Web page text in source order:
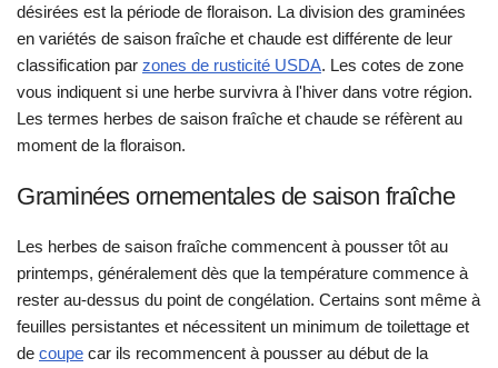
désirées est la période de floraison. La division des graminées
en variétés de saison fraîche et chaude est différente de leur
classification par zones de rusticité USDA. Les cotes de zone
vous indiquent si une herbe survivra à l'hiver dans votre région.
Les termes herbes de saison fraîche et chaude se réfèrent au
moment de la floraison.
Graminées ornementales de saison fraîche
Les herbes de saison fraîche commencent à pousser tôt au
printemps, généralement dès que la température commence à
rester au-dessus du point de congélation. Certains sont même à
feuilles persistantes et nécessitent un minimum de toilettage et
de coupe car ils recommencent à pousser au début de la